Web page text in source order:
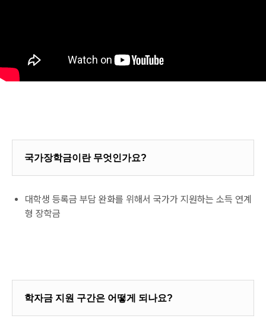
국가장학금이란 무엇인가요?
대학생 등록금 부담 완화를 위해서 국가가 지원하는 소득 연계
형 장학금
학자금 지원 구간은 어떻게 되나요?